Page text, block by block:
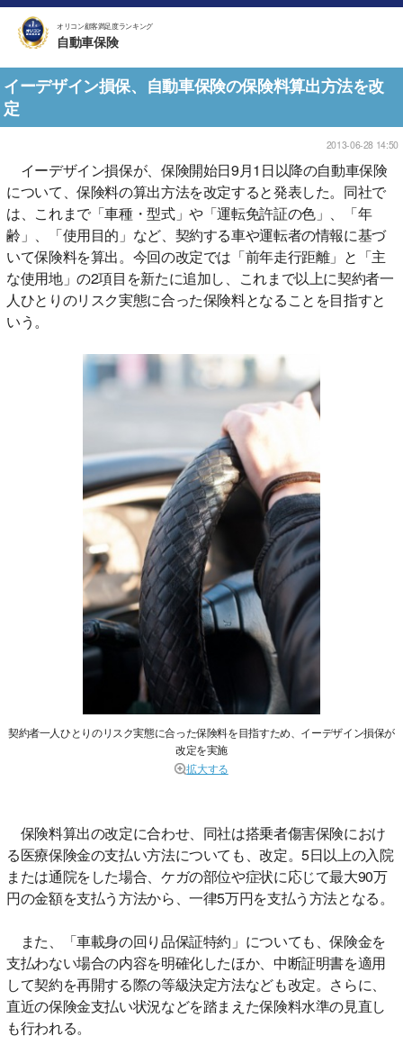
オリコン顧客満足度ランキング
自動車保険
イーデザイン損保、自動車保険の保険料算出方法を改
定
2013-06-28 14:50
イーデザイン損保が、保険開始日9月1日以降の自動車保険
について、保険料の算出方法を改定すると発表した。同社で
は、これまで「車種・型式」や「運転免許証の色」、「年
齢」、「使用目的」など、契約する車や運転者の情報に基づ
いて保険料を算出。今回の改定では「前年走行距離」と「主
な使用地」の2項目を新たに追加し、これまで以上に契約者一
人ひとりのリスク実態に合った保険料となることを目指すと
いう。
契約者一人ひとりのリスク実態に合った保険料を目指すため、イーデザイン損保が
改定を実施
拡大する
保険料算出の改定に合わせ、同社は搭乗者傷害保険におけ
る医療保険金の支払い方法についても、改定。5日以上の入院
または通院をした場合、ケガの部位や症状に応じて最大90万
円の金額を支払う方法から、一律5万円を支払う方法となる。
また、「車載身の回り品保証特約」についても、保険金を
支払わない場合の内容を明確化したほか、中断証明書を適用
して契約を再開する際の等級決定方法なども改定。さらに、
直近の保険金支払い状況などを踏まえた保険料水準の見直し
も行われる。